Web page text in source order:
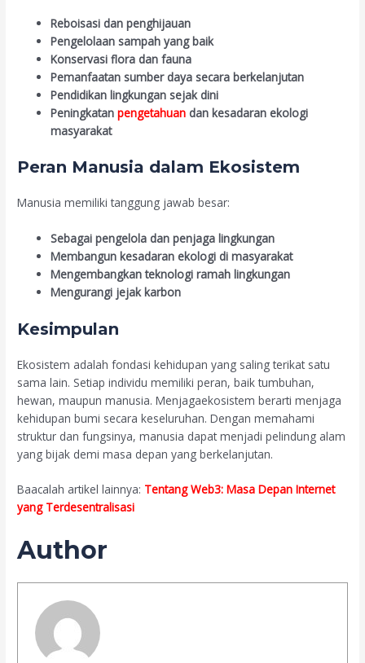
Reboisasi dan penghijauan
Pengelolaan sampah yang baik
Konservasi flora dan fauna
Pemanfaatan sumber daya secara berkelanjutan
Pendidikan lingkungan sejak dini
Peningkatanpengetahuan dan kesadaran ekologi
masyarakat
Peran Manusia dalam Ekosistem
Manusia memiliki tanggung jawab besar:
Sebagai pengelola dan penjaga lingkungan
Membangun kesadaran ekologi di masyarakat
Mengembangkan teknologi ramah lingkungan
Mengurangi jejak karbon
Kesimpulan
Ekosistem adalah fondasi kehidupan yang saling terikat satu
sama lain. Setiap individu memiliki peran, baik tumbuhan,
hewan, maupun manusia. Menjagaekosistem berarti menjaga
kehidupan bumi secara keseluruhan. Dengan memahami
struktur dan fungsinya, manusia dapat menjadi pelindung alam
yang bijak demi masa depan yang berkelanjutan.
Baacalah artikel lainnya: Tentang Web3: Masa Depan Internet
yang Terdesentralisasi
Author